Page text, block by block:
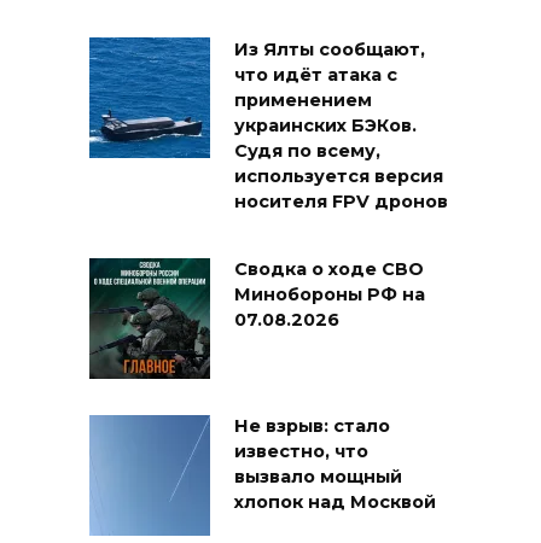
Из Ялты сообщают,
что идёт атака с
применением
украинских БЭКов.
Судя по всему,
используется версия
носителя FPV дронов
Сводка о ходе СВО
Минобороны РФ на
07.08.2026
Не взрыв: стало
известно, что
вызвало мощный
хлопок над Москвой